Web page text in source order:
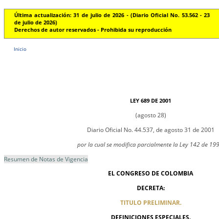
Última actualización: 31 de julio de 2026 - (Diario Oficial No. 53.562 - 23
de julio de 2026)
Derechos de autor reservados - Prohibida su reproducción
Inicio
LEY 689 DE 2001
(agosto 28)
Diario Oficial No. 44.537, de agosto 31 de 2001
por la cual se modifica parcialmente la Ley 142 de
Resumen de Notas de Vigencia
EL CONGRESO DE COLOMBIA
DECRETA:
TITULO PRELIMINAR.
DEFINICIONES ESPECIALES.